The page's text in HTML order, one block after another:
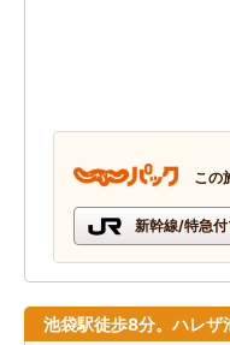
この
新幹線/特急
池袋駅徒歩8分。ハレザ